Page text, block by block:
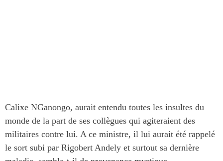
Calixe NGanongo, aurait entendu toutes les insultes du
monde de la part de ses collègues qui agiteraient des
militaires contre lui. A ce ministre, il lui aurait été rappelé
le sort subi par Rigobert Andely et surtout sa dernière